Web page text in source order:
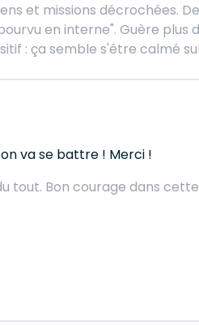
et missions décrochées.
en interne". Guère plus
: ça semble s'être calmé
va se battre ! Merci !
tout. Bon courage dans